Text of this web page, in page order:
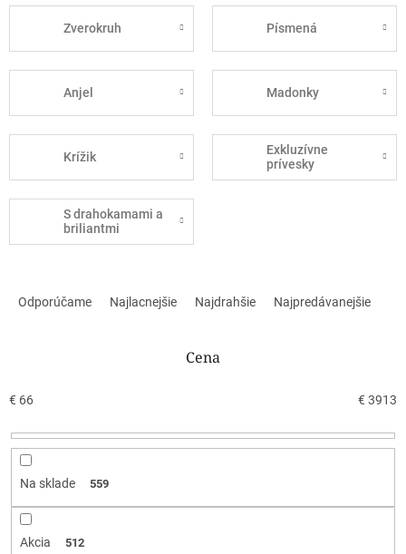
Zverokruh Písmená
Anjel Madonky
Krížik
Exkluzívne
prívesky
S drahokamami a
briliantmi
e
r
Odporúčame Najlacnejšie Najdrahšie Najpredávanejšie
Cena
€ 66 € 3913
Na sklade 559
Akcia 512